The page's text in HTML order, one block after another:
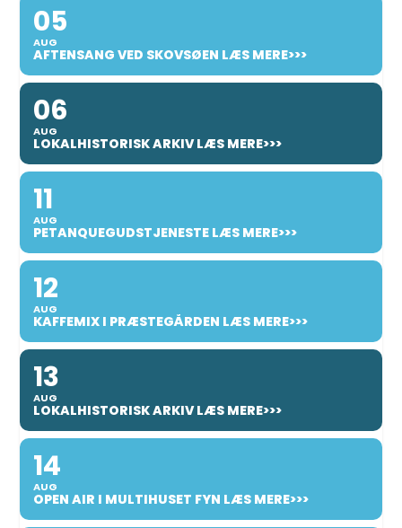
05
AUG
AFTENSANG VED SKOVSØEN LÆS MERE>>>
06
AUG
LOKALHISTORISK ARKIV LÆS MERE>>>
11
AUG
PETANQUEGUDSTJENESTE LÆS MERE>>>
12
AUG
KAFFEMIX I PRÆSTEGÅRDEN LÆS MERE>>>
13
AUG
LOKALHISTORISK ARKIV LÆS MERE>>>
14
AUG
OPEN AIR I MULTIHUSET FYN LÆS MERE>>>